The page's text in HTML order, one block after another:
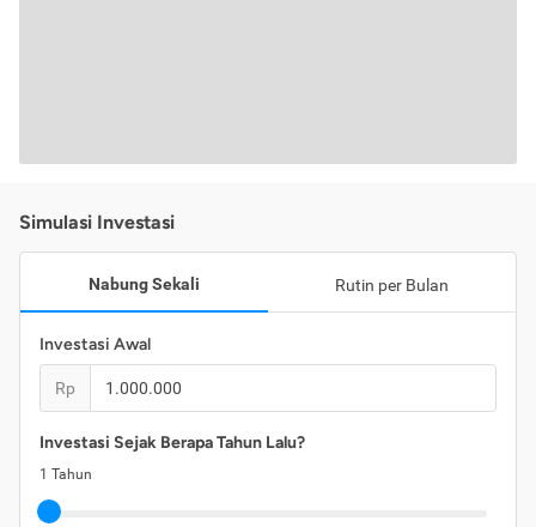
Simulasi Investasi
Nabung Sekali Rutin per Bulan
Investasi Awal
Rp
Investasi Sejak Berapa Tahun Lalu?
1 Tahun